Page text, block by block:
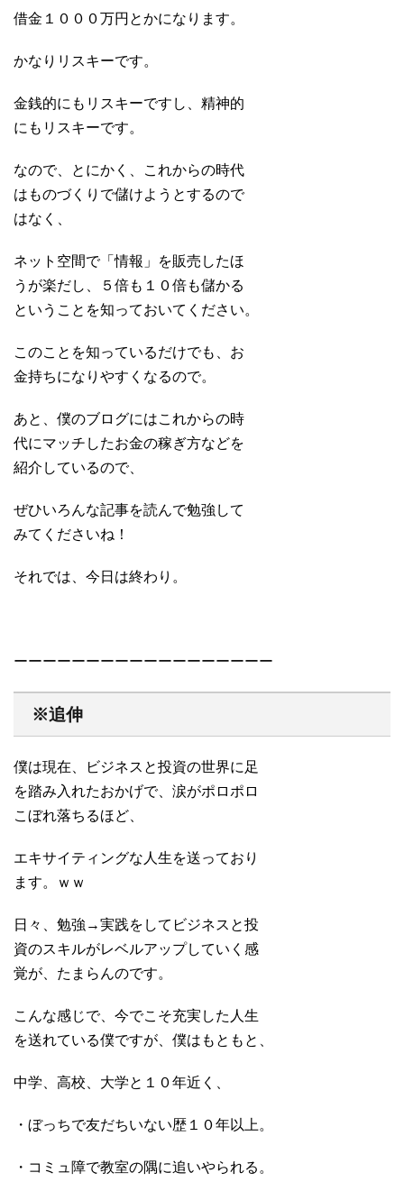
借金１０００万円とかになります。
かなりリスキーです。
金銭的にもリスキーですし、精神的
にもリスキーです。
なので、とにかく、これからの時代
はものづくりで儲けようとするので
はなく、
ネット空間で「情報」を販売したほ
うが楽だし、５倍も１０倍も儲かる
ということを知っておいてください。
このことを知っているだけでも、お
金持ちになりやすくなるので。
あと、僕のブログにはこれからの時
代にマッチしたお金の稼ぎ方などを
紹介しているので、
ぜひいろんな記事を読んで勉強して
みてくださいね！
それでは、今日は終わり。
ーーーーーーーーーーーーーーーーーー
※追伸
僕は現在、ビジネスと投資の世界に足
を踏み入れたおかげで、涙がポロポロ
こぼれ落ちるほど、
エキサイティングな人生を送っており
ます。ｗｗ
日々、勉強→実践をしてビジネスと投
資のスキルがレベルアップしていく感
覚が、たまらんのです。
こんな感じで、今でこそ充実した人生
を送れている僕ですが、僕はもともと、
中学、高校、大学と１０年近く、
・ぼっちで友だちいない歴１０年以上。
・コミュ障で教室の隅に追いやられる。